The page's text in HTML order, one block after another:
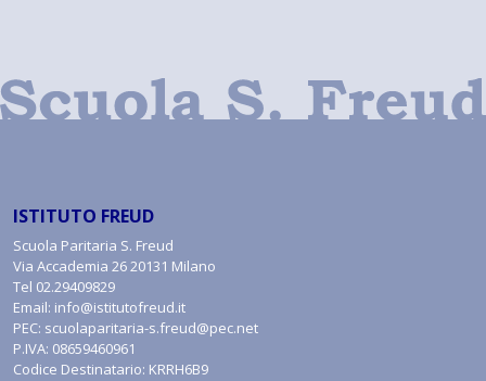
ISTITUTO FREUD
Scuola Paritaria S. Freud
Via Accademia 26 20131 Milano
Tel 02.29409829
Email: info@istitutofreud.it
PEC: scuolaparitaria-s.freud@pec.net
P.IVA: 08659460961
Codice Destinatario: KRRH6B9